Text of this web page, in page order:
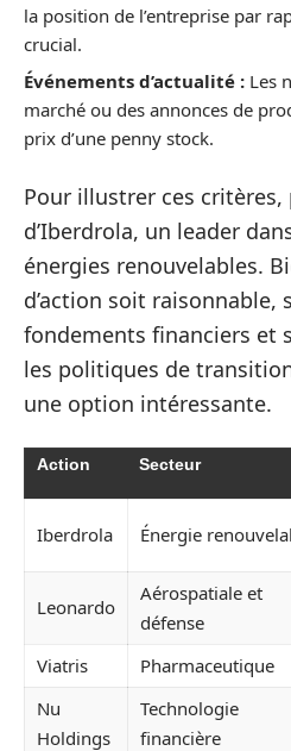
la position de l’entreprise par
crucial.
Événements d’actualité : Les
marché ou des annonces de
prix d’une penny stock.
Pour illustrer ces critères,
d’Iberdrola, un leader
énergies renouvelables.
d’action soit raisonnable,
fondements financiers et
les politiques de
une option intéressante.
Action Secteur
Iberdrola Énergie
Leonardo
Aérospatiale et
défense
Viatris Pharmaceutique
Nu
Holdings
Technologie
financière